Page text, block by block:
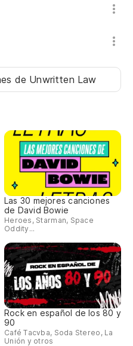
de Unwritten Law
Las 30 mejores canciones
de David Bowie
Heroes, Starman, Space
Oddity...
Rock en español de los 80 y
90
Café Tacvba, Soda Stereo, La
Unión y otros